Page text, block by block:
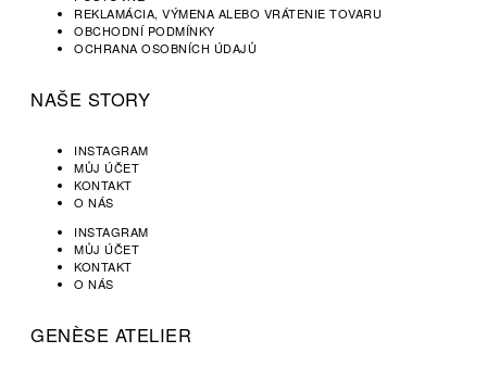
REKLAMÁCIA, VÝMENA ALEBO VRÁTENIE TOVARU​
OBCHODNÍ PODMÍNKY
OCHRANA OSOBNÍCH ÚDAJŮ
NAŠE STORY
INSTAGRAM
MŮJ ÚČET
KONTAKT
O NÁS
INSTAGRAM
MŮJ ÚČET
KONTAKT
O NÁS
GENÈSE ATELIER